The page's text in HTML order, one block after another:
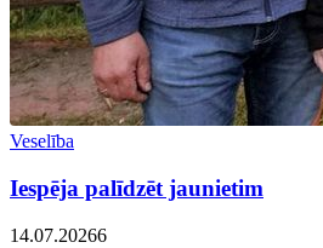
Veselība
Iespēja palīdzēt jaunietim
14.07.20266